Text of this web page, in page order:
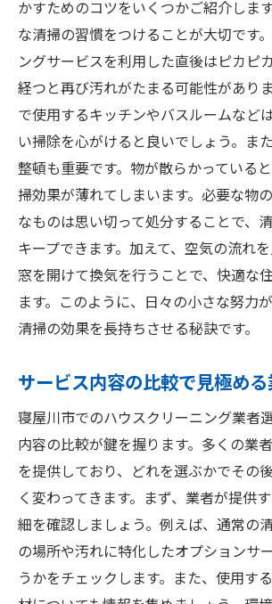
かすためのコツをいくつかご紹介しま
な清掃の習慣をつけることが大切です
ングサービスを利用した直後はピカピ
経つと再び汚れがたまる可能性があり
で使用するキッチンやバスルームなど
い掃除を心がけると良いでしょう。ま
整頓も重要です。物が散らかっている
掃効果が薄れてしまいます。必要な物
なものは思い切って処分することで、
キープできます。加えて、空気の流れ
窓を開けて換気を行うことで、快適な
ます。このように、日々の小さな努力
清掃の効果を長持ちさせる秘訣です。
サービス内容の比較で見極め
寝屋川市でのハウスクリーニング業者
内容の比較が鍵を握ります。多くの業
を提供しており、どれを選ぶかでその
く変わってきます。まず、業者が提供
細を確認しましょう。例えば、通常の
の場所や汚れに特化したオプションサ
うかをチェックします。また、使用す